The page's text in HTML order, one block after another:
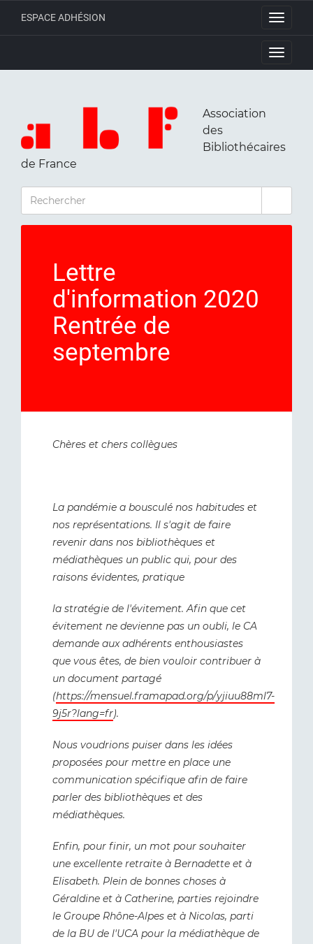
Toggle
ESPACE ADHÉSION
Toggle
Association
des
Bibliothécaires
de France
RECHERCHER
Lettre
d'information 2020
Rentrée de
septembre
Chères et chers collègues
La pandémie a bousculé nos habitudes et
nos représentations. Il s'agit de faire
revenir dans nos bibliothèques et
médiathèques un public qui, pour des
raisons évidentes, pratique
la stratégie de l'évitement. Afin que cet
évitement ne devienne pas un oubli, le CA
demande aux adhérents enthousiastes
que vous êtes, de bien vouloir contribuer à
un document partagé
(https://mensuel.framapad.org/p/yjiuu88ml7-
9j5r?lang=fr).
Nous voudrions puiser dans les idées
proposées pour mettre en place une
communication spécifique afin de faire
parler des bibliothèques et des
médiathèques.
Enfin, pour finir, un mot pour souhaiter
une excellente retraite à Bernadette et à
Elisabeth. Plein de bonnes choses à
Géraldine et à Catherine, parties rejoindre
le Groupe Rhône-Alpes et à Nicolas, parti
de la BU de l'UCA pour la médiathèque de